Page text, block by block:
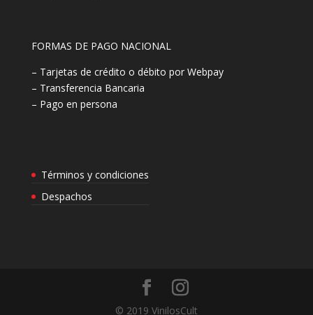
FORMAS DE PAGO NACIONAL
– Tarjetas de crédito o débito por Webpay
– Transferencia Bancaria
– Pago en persona
Términos y condiciones
Despachos
© 2019 VinilosCult